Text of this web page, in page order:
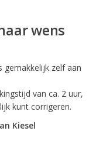
wens
gemakkelijk zelf aan
van ca. 2 uur,
kunt corrigeren.
Kiesel